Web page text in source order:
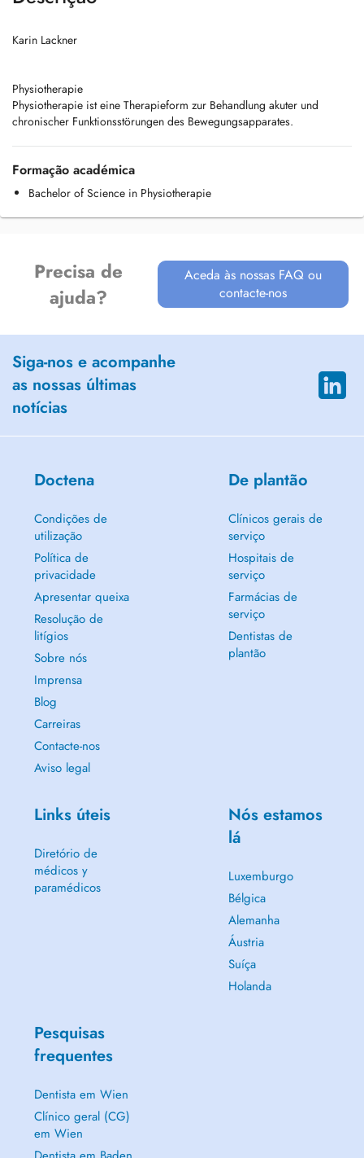
Karin Lackner
Physiotherapie
Physiotherapie ist eine Therapieform zur Behandlung akuter und
chronischer Funktionsstörungen des Bewegungsapparates.
Formação académica
Bachelor of Science in Physiotherapie
Precisa de
ajuda?
Aceda às nossas FAQ ou
contacte-nos
Siga-nos e acompanhe
as nossas últimas
notícias
Doctena
Condições de
utilização
Política de
privacidade
Apresentar queixa
Resolução de
litígios
Sobre nós
Imprensa
Blog
Carreiras
Contacte-nos
Aviso legal
De plantão
Clínicos gerais de
serviço
Hospitais de
serviço
Farmácias de
serviço
Dentistas de
plantão
Links úteis
Diretório de
médicos y
paramédicos
Nós estamos
lá
Luxemburgo
Bélgica
Alemanha
Áustria
Suíça
Holanda
Pesquisas
frequentes
Dentista em Wien
Clínico geral (CG)
em Wien